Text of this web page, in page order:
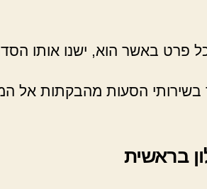
פרט באשר הוא, ישנו אותו
בשירותי הסעות מהבקתות אל
בראשית